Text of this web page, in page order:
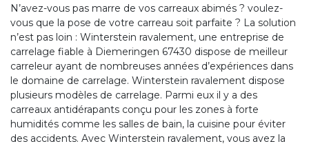
N’avez-vous pas marre de vos carreaux abimés ? voulez-
vous que la pose de votre carreau soit parfaite ? La solution
n’est pas loin : Winterstein ravalement, une entreprise de
carrelage fiable à Diemeringen 67430 dispose de meilleur
carreleur ayant de nombreuses années d’expériences dans
le domaine de carrelage. Winterstein ravalement dispose
plusieurs modèles de carrelage. Parmi eux il y a des
carreaux antidérapants conçu pour les zones à forte
humidités comme les salles de bain, la cuisine pour éviter
des accidents. Avec Winterstein ravalement, vous avez la